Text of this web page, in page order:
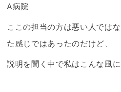
A病院
ここの担当の方は悪い人では
た感じではあったのだけど、
説明を聞く中で私はこんな風